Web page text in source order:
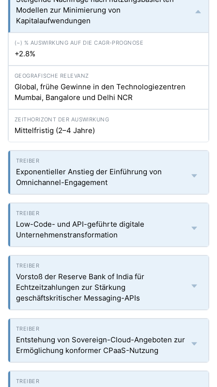
Modellen zur Minimierung von
Kapitalaufwendungen
+2.8%
Global, frühe Gewinne in den Technologiezentren
Mumbai, Bangalore und Delhi NCR
Mittelfristig (2–4 Jahre)
Exponentieller Anstieg der Einführung von
Omnichannel-Engagement
Low-Code- und API-geführte digitale
Unternehmenstransformation
Vorstoß der Reserve Bank of India für
Echtzeitzahlungen zur Stärkung
geschäftskritischer Messaging-APIs
Entstehung von Sovereign-Cloud-Angeboten zur
Ermöglichung konformer CPaaS-Nutzung